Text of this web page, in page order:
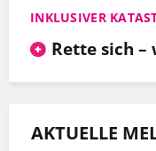
INKLUSIVER
Rette sich –
AKTUELLE